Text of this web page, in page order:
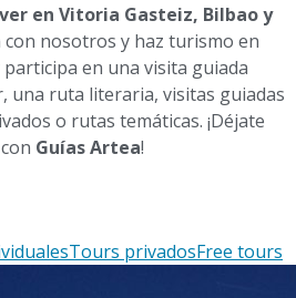
en Vitoria Gasteiz, Bilbao y
con nosotros y haz turismo en
participa en una visita guiada
ruta literaria, visitas guiadas
o rutas temáticas. ¡Déjate
Guías Artea!
Tours privadosFree tours